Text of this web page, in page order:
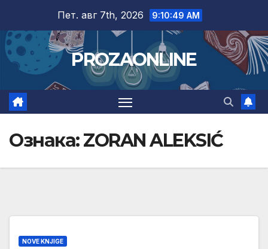
content
Пет. авг 7th, 2026 9:10:49 AM
PROZAONLINE
Ознака:ZORAN ALEKSIĆ
NOVE KNJIGE